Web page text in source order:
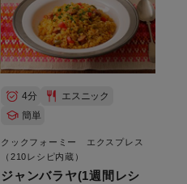
4分
エスニック
簡単
クックフォーミー エクスプレス
（210レシピ内蔵）
ジャンバラヤ(1週間レシ